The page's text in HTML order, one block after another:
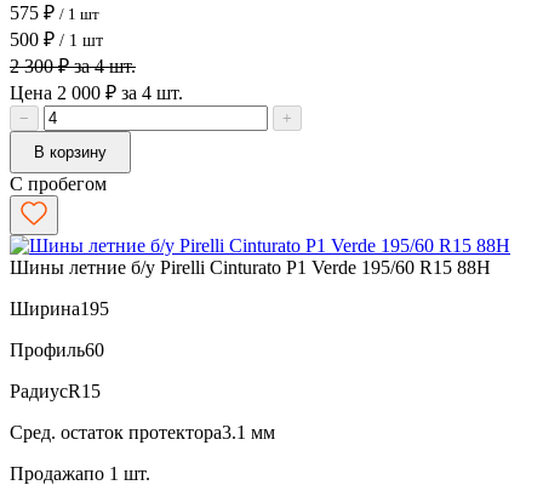
575 ₽ / 1 шт
500 ₽ / 1 шт
2 300 ₽ за 4 шт.
Цена 2 000 ₽ за 4 шт.
−
+
В корзину
С пробегом
Шины летние б/у Pirelli Cinturato P1 Verde 195/60 R15 88H
Ширина195
Профиль60
РадиусR15
Сред. остаток протектора3.1 мм
Продажапо 1 шт.